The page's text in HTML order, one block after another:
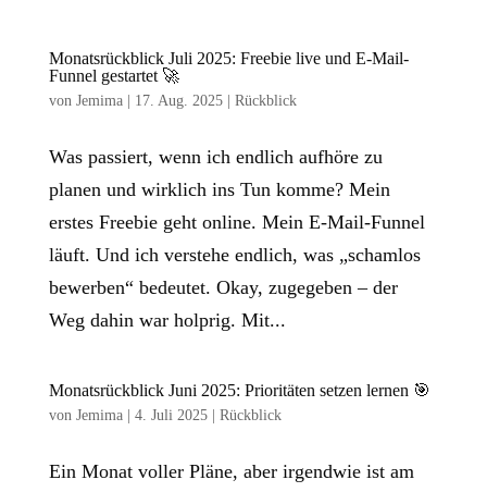
Monatsrückblick Juli 2025: Freebie live und E-Mail-
Funnel gestartet 🚀
von Jemima| 17. Aug. 2025| Rückblick
Was passiert, wenn ich endlich aufhöre zu
planen und wirklich ins Tun komme? Mein
erstes Freebie geht online. Mein E-Mail-Funnel
läuft. Und ich verstehe endlich, was „schamlos
bewerben“ bedeutet. Okay, zugegeben – der
Weg dahin war holprig. Mit...
Monatsrückblick Juni 2025: Prioritäten setzen lernen 🎯
von Jemima| 4. Juli 2025| Rückblick
Ein Monat voller Pläne, aber irgendwie ist am